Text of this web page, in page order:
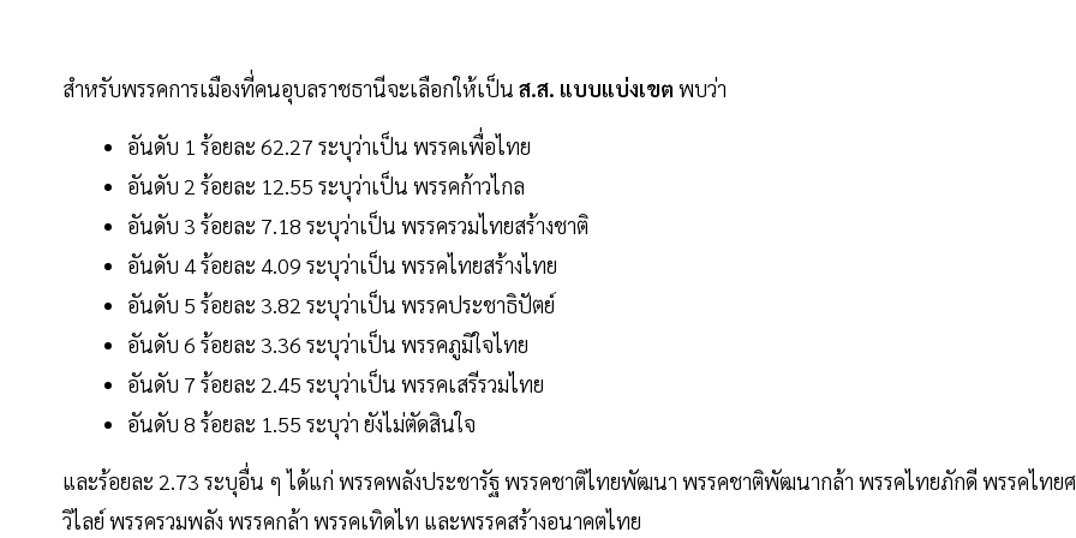
สำหรับพรรคการเมืองที่คนอุบลราชธานีจะเลือกให้เป็น ส.ส. แบบแบ่งเขต พบว่า
อันดับ 1 ร้อยละ 62.27 ระบุว่าเป็น พรรคเพื่อไทย
อันดับ 2 ร้อยละ 12.55 ระบุว่าเป็น พรรคก้าวไกล
อันดับ 3 ร้อยละ 7.18 ระบุว่าเป็น พรรครวมไทยสร้างชาติ
อันดับ 4 ร้อยละ 4.09 ระบุว่าเป็น พรรคไทยสร้างไทย
อันดับ 5 ร้อยละ 3.82 ระบุว่าเป็น พรรคประชาธิปัตย์
อันดับ 6 ร้อยละ 3.36 ระบุว่าเป็น พรรคภูมิใจไทย
อันดับ 7 ร้อยละ 2.45 ระบุว่าเป็น พรรคเสรีรวมไทย
อันดับ 8 ร้อยละ 1.55 ระบุว่า ยังไม่ตัดสินใจ
และร้อยละ 2.73 ระบุอื่น ๆ ได้แก่ พรรคพลังประชารัฐ พรรคชาติไทยพัฒนา พรรคชาติพัฒนากล้า พรรคไทยภักดี พรรคไทย
วิไลย์ พรรครวมพลัง พรรคกล้า พรรคเทิดไท และพรรคสร้างอนาคตไทย